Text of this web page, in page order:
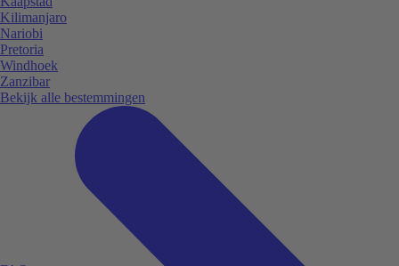
Kilimanjaro
Nariobi
Pretoria
Windhoek
Zanzibar
Bekijk alle bestemmingen